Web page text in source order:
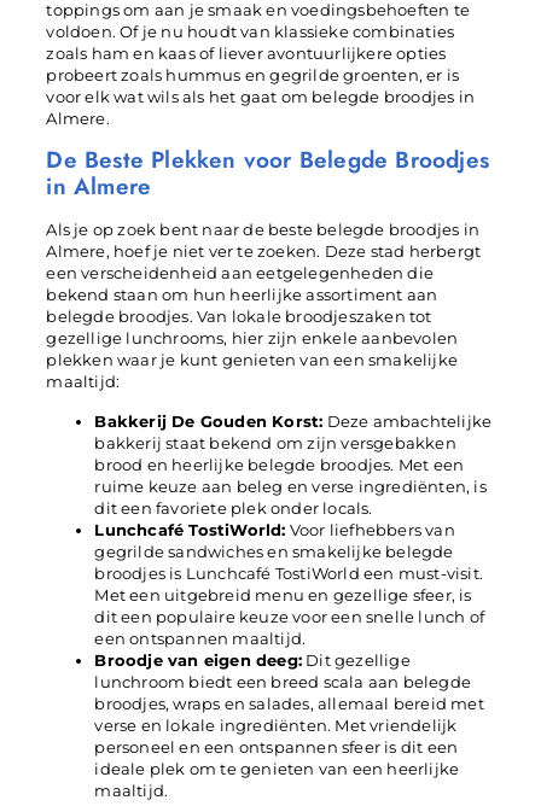
toppings om aan je smaak en voedingsbehoeften te
voldoen. Of je nu houdt van klassieke combinaties
zoals ham en kaas of liever avontuurlijkere opties
probeert zoals hummus en gegrilde groenten, er is
voor elk wat wils als het gaat om belegde broodjes in
Almere.
De Beste Plekken voor Belegde Broodjes
in Almere
Als je op zoek bent naar de beste belegde broodjes in
Almere, hoef je niet ver te zoeken. Deze stad herbergt
een verscheidenheid aan eetgelegenheden die
bekend staan om hun heerlijke assortiment aan
belegde broodjes. Van lokale broodjeszaken tot
gezellige lunchrooms, hier zijn enkele aanbevolen
plekken waar je kunt genieten van een smakelijke
maaltijd:
Bakkerij De Gouden Korst: Deze ambachtelijke
bakkerij staat bekend om zijn versgebakken
brood en heerlijke belegde broodjes. Met een
ruime keuze aan beleg en verse ingrediënten, is
dit een favoriete plek onder locals.
Lunchcafé TostiWorld: Voor liefhebbers van
gegrilde sandwiches en smakelijke belegde
broodjes is Lunchcafé TostiWorld een must-visit.
Met een uitgebreid menu en gezellige sfeer, is
dit een populaire keuze voor een snelle lunch of
een ontspannen maaltijd.
Broodje van eigen deeg: Dit gezellige
lunchroom biedt een breed scala aan belegde
broodjes, wraps en salades, allemaal bereid met
verse en lokale ingrediënten. Met vriendelijk
personeel en een ontspannen sfeer is dit een
ideale plek om te genieten van een heerlijke
maaltijd.